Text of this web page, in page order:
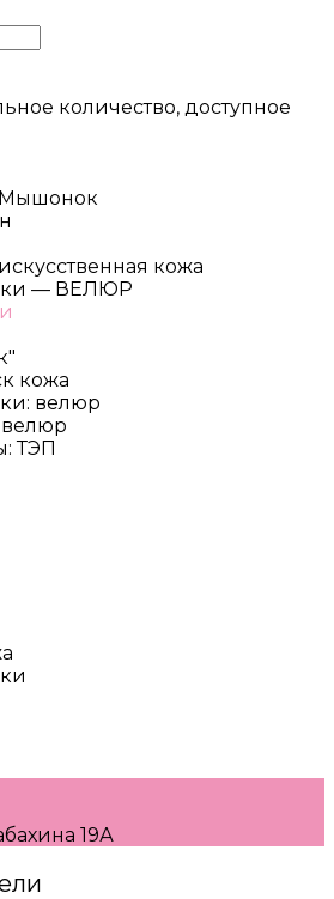
количество, доступное
Мышонок
искусственная кожа
— ВЕЛЮР
кожа
велюр
велюр
ТЭП
19А